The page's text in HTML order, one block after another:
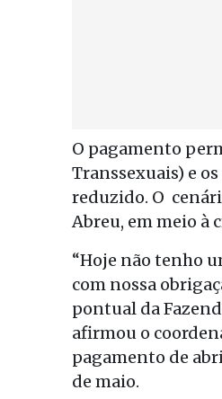
O pagamento
Transsexuais) e
reduzido. O
Abreu, em meio à
“Hoje não tenho
com nossa
pontual da
afirmou o
pagamento de
de maio.